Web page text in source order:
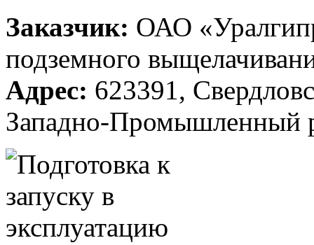
Заказчик: ОАО
подземного
Адрес: 623391,
Западно-Промышленный